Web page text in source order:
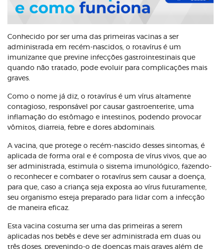
Conhecido por ser uma das primeiras vacinas a ser
administrada em recém-nascidos, o rotavírus é um
imunizante que previne infecções gastrointestinais que
quando não tratado, pode evoluir para complicações mais
graves.
Como o nome já diz, o rotavírus é um vírus altamente
contagioso, responsável por causar gastroenterite, uma
inflamação do estômago e intestinos, podendo provocar
vômitos, diarreia, febre e dores abdominais.
A vacina, que protege o recém-nascido desses sintomas, é
aplicada de forma oral e é composta de vírus vivos, que ao
ser administrada, estimula o sistema imunológico, fazendo-
o reconhecer e combater o rotavírus sem causar a doença,
para que, caso a criança seja exposta ao vírus futuramente,
seu organismo esteja preparado para lidar com a infecção
de maneira eficaz.
Esta vacina costuma ser uma das primeiras a serem
aplicadas nos bebês e deve ser administrada em duas ou
três doses, prevenindo-o de doenças mais graves além de